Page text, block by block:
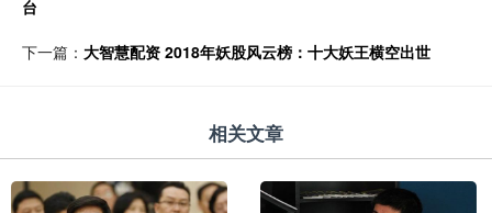
台
下一篇： 大智慧配资 2018年妖股风云榜：十大妖王横空出世
相关文章